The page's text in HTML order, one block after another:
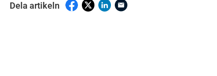
Dela artikeln